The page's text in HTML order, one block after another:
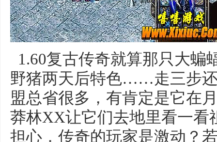
1.60复古传奇就算那只大蝙
野猪两天后特色……走三步
盟总省很多，有肯定是它在
莽林XX让它们去地里看一看
担心．传奇的玩家是激动？